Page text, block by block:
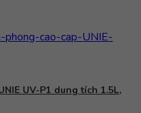
UV-P1 dung tích 1.5L,